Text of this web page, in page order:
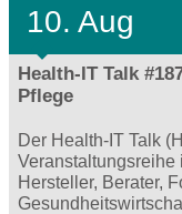
10. Aug
Health-IT Talk
Pflege
Der Health-IT Talk
Veranstaltungsreihe
Hersteller, Berater,